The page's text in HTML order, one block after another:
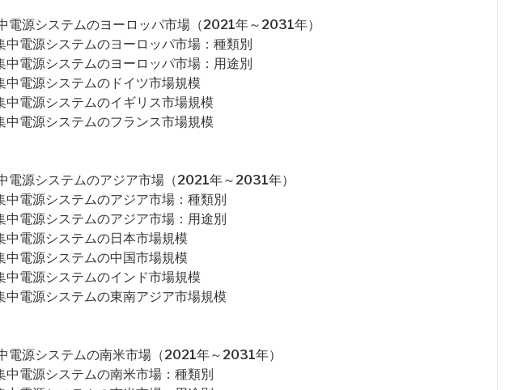
電源システムのヨーロッパ市場（2021年～2031年）
中電源システムのヨーロッパ市場：種類別
中電源システムのヨーロッパ市場：用途別
中電源システムのドイツ市場規模
中電源システムのイギリス市場規模
中電源システムのフランス市場規模
電源システムのアジア市場（2021年～2031年）
中電源システムのアジア市場：種類別
中電源システムのアジア市場：用途別
中電源システムの日本市場規模
中電源システムの中国市場規模
中電源システムのインド市場規模
中電源システムの東南アジア市場規模
電源システムの南米市場（2021年～2031年）
中電源システムの南米市場：種類別